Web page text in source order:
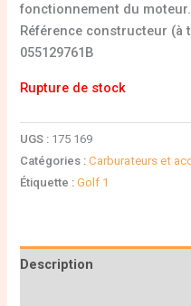
fonctionnement du moteur.
Référence constructeur (à
055129761B
Rupture de stock
UGS : 175 169
Catégories :Carburateurs et
Étiquette :Golf 1
Description